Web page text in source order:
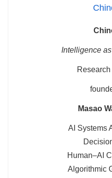
Intelligence
Masao
AI Systems
Human–AI
Algorithmic